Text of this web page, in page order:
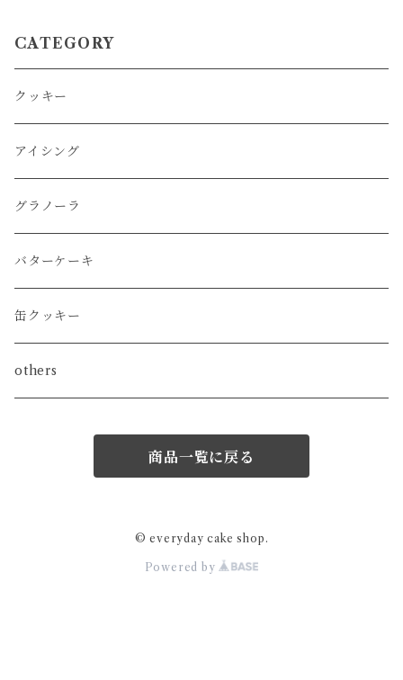
CATEGORY
クッキー
アイシング
グラノーラ
バターケーキ
缶クッキー
others
商品一覧に戻る
© everyday cake shop.
Powered by